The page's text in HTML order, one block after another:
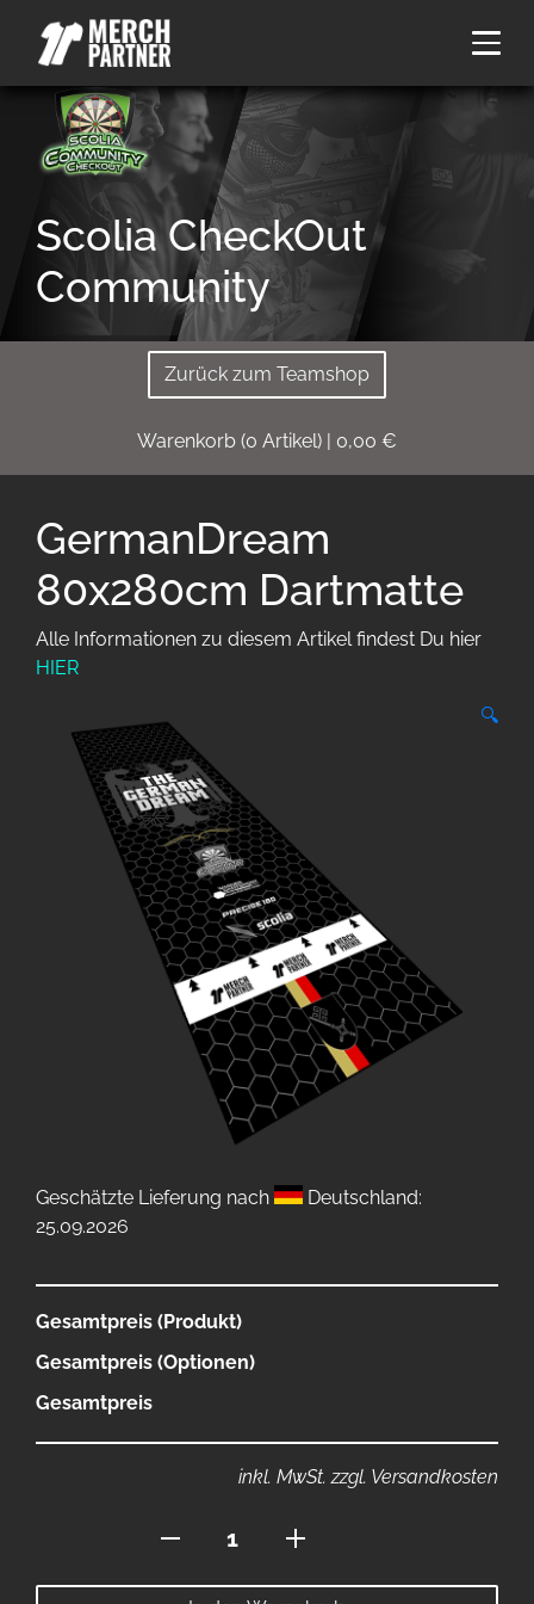
Scolia CheckOut
Community
Zurück zum Teamshop
Warenkorb (0 Artikel) | 0,00 €
GermanDream
80x280cm Dartmatte
Alle Informationen zu diesem Artikel findest Du hier
HIER
🔍
Geschätzte Lieferung nach
Deutschland:
25.09.2026
Gesamtpreis (Produkt)
Gesamtpreis (Optionen)
Gesamtpreis
inkl. MwSt. zzgl. Versandkosten
GermanDream
80x280cm
Dartmatte